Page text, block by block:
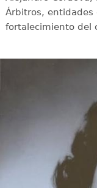
Árbitros,
fortalecimiento del